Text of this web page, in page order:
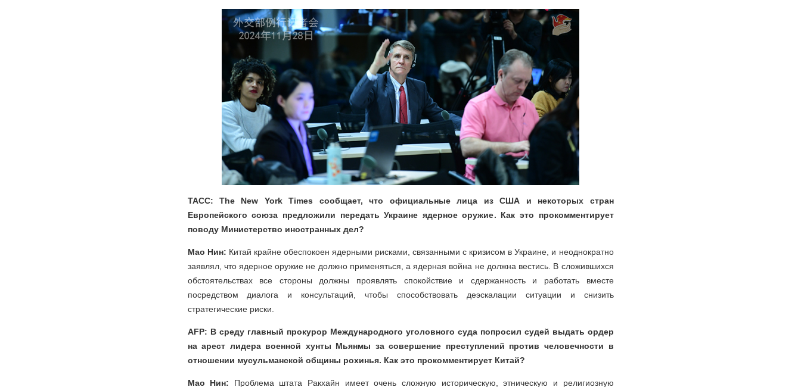
ТАСС: The New York Times сообщает, что официальные лица из США и некоторых стран
Европейского союза предложили передать Украине ядерное оружие. Как это прокомментирует
поводу Министерство иностранных дел?
Мао Нин: Китай крайне обеспокоен ядерными рисками, связанными с кризисом в Украине, и неоднократно
заявлял, что ядерное оружие не должно применяться, а ядерная война не должна вестись. В сложившихся
обстоятельствах все стороны должны проявлять спокойствие и сдержанность и работать вместе
посредством диалога и консультаций, чтобы способствовать деэскалации ситуации и снизить
стратегические риски.
AFP: В среду главный прокурор Международного уголовного суда попросил судей выдать ордер
на арест лидера военной хунты Мьянмы за совершение преступлений против человечности в
отношении мусульманской общины рохинья. Как это прокомментирует Китай?
Мао Нин: Проблема штата Ракхайн имеет очень сложную историческую, этническую и религиозную